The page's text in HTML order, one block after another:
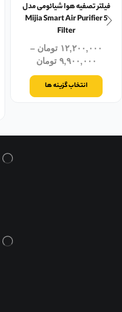
فیلتر تصفیه هوا شیائومی مدل
Mijia Smart Air Purifier 5
Filter
۱۲,۲۰۰,۰۰۰ تومان –
۹,۹۰۰,۰۰۰ تومان
انتخاب گزینه ها